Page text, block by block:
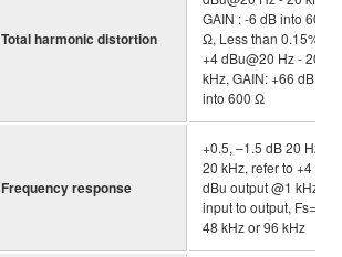
Total harmonic distortion
GAIN : -6 dB into 600
Ω, Less than 0.15%
+4 dBu@20 Hz - 20
kHz, GAIN: +66 dB
into 600 Ω
Frequency response
+0.5, –1.5 dB 20 Hz -
20 kHz, refer to +4
dBu output @1 kHz,
input to output, Fs=
48 kHz or 96 kHz